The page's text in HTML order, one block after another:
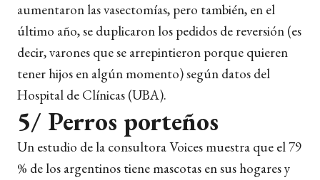
aumentaron las vasectomías, pero también, en el
último año, se duplicaron los pedidos de reversión (es
decir, varones que se arrepintieron porque quieren
tener hijos en algún momento) según datos del
Hospital de Clínicas (UBA).
5/ Perros porteños
Un estudio de la consultoraVoices muestra que el 79
% de los argentinos tiene mascotas en sus hogares y